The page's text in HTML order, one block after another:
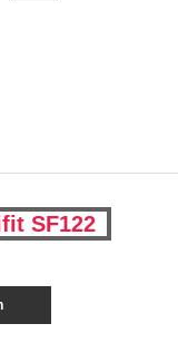
SF122